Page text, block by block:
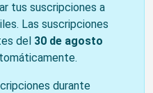
tus suscripciones a
Las suscripciones
del 30 de agosto
durante